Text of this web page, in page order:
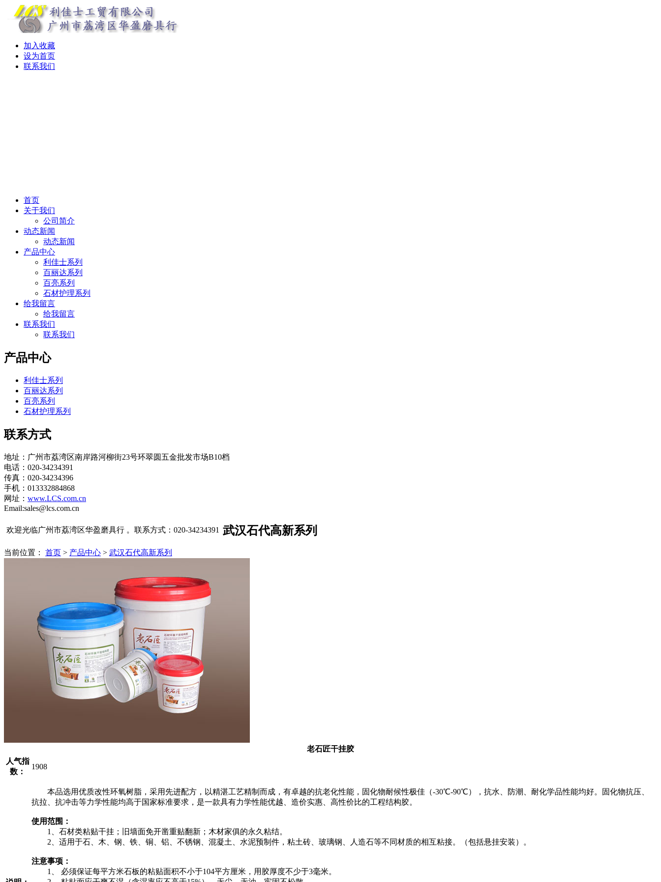
加入收藏
设为首页
联系我们
首页
关于我们
公司简介
动态新闻
动态新闻
产品中心
利佳士系列
百丽达系列
百亮系列
石材护理系列
给我留言
给我留言
联系我们
联系我们
产品中心
利佳士系列
百丽达系列
百亮系列
石材护理系列
联系方式
地址：广州市荔湾区南岸路河柳街23号环翠圆五金批发市场B10档
电话：020-34234391
传真：020-34234396
手机：013332884868
网址： www.LCS.com.cn
Email:sales@lcs.com.cn
欢迎光临广州市荔湾区华盈磨具行 。联系方式：020-34234391 武汉石代高新系列
当前位置： 首页 > 产品中心 > 武汉石代高新系列
老石匠干挂胶
人气指
数：
1908
本品选用优质改性环氧树脂，采用先进配方，以精湛工艺精制而成，有卓越的抗老化性能，固化物耐候性极佳（-30℃-90℃），抗水、防潮、耐化学品性能均好。固化物抗压、
抗拉、抗冲击等力学性能均高于国家标准要求，是一款具有力学性能优越、造价实惠、高性价比的工程结构胶。
使用范围：
1、石材类粘贴干挂；旧墙面免开凿重贴翻新；木材家俱的永久粘结。
2、适用于石、木、钢、铁、铜、铝、不锈钢、混凝土、水泥预制件，粘土砖、玻璃钢、人造石等不同材质的相互粘接。（包括悬挂安装）。
注意事项：
1、 必须保证每平方米石板的粘贴面积不小于104平方厘米，用胶厚度不少于3毫米。